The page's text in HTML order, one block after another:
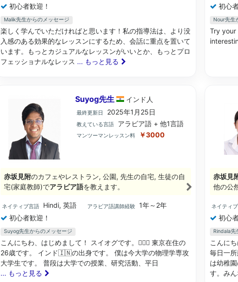
初心者歓迎！
Malik先生からのメッセージ
楽しく学んでいただければと思います！私の指導法は、より没
入感のある効果的なレッスンにするため、会話に重点を置いて
います。もっとカジュアルなレッスンがいいとか、もっとプロ
フェッショナルなレッス ... もっと見る
初心
Nour先生
Try your
Suyog先生 インド 人
最終更新日 2025年1月25日
教えている言語 アラビア語 + 他1言語
マンツーマンレッスン料 ￥3000
赤坂見附のカフェやレストラン, 公園, 先生の自宅, 生徒の自
宅(家庭教師)でアラビア語を教えます。
ネイティブ言語 Hindi, 英語 アラビア語講師経験
1年～2年
初心者歓迎！
Suyog先生からのメッセージ
こんにちわ、はじめまして！ スイオグです。🙋🏻‍♂️ 東京在住の
26歳です。 インド🇮🇳の出身です。 僕は今大学の物理学専攻
大学生です。 普段は大学での授業、研究活動、平日
... もっと見る
赤坂見
他の公
ネイティ
初心
Rindala
こんに
毎日一
は幼稚
す。み